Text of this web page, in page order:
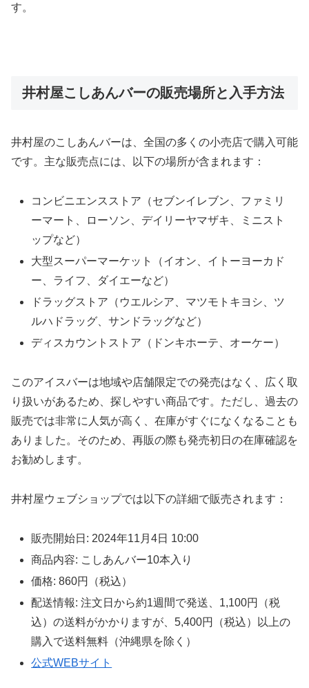
す。
井村屋こしあんバーの販売場所と入手方法
井村屋のこしあんバーは、全国の多くの小売店で購入可能
です。主な販売点には、以下の場所が含まれます：
コンビニエンスストア（セブンイレブン、ファミリ
ーマート、ローソン、デイリーヤマザキ、ミニスト
ップなど）
大型スーパーマーケット（イオン、イトーヨーカド
ー、ライフ、ダイエーなど）
ドラッグストア（ウエルシア、マツモトキヨシ、ツ
ルハドラッグ、サンドラッグなど）
ディスカウントストア（ドンキホーテ、オーケー）
このアイスバーは地域や店舗限定での発売はなく、広く取
り扱いがあるため、探しやすい商品です。ただし、過去の
販売では非常に人気が高く、在庫がすぐになくなることも
ありました。そのため、再販の際も発売初日の在庫確認を
お勧めします。
井村屋ウェブショップでは以下の詳細で販売されます：
販売開始日: 2024年11月4日 10:00
商品内容: こしあんバー10本入り
価格: 860円（税込）
配送情報: 注文日から約1週間で発送、1,100円（税
込）の送料がかかりますが、5,400円（税込）以上の
購入で送料無料（沖縄県を除く）
公式WEBサイト